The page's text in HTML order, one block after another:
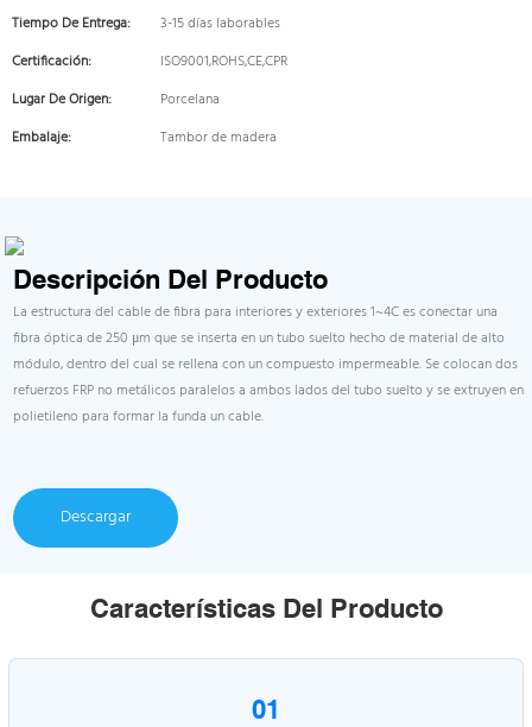
Tiempo De Entrega:
3-15 días laborables
Certificación:
ISO9001,ROHS,CE,CPR
Lugar De Origen:
Porcelana
Embalaje:
Tambor de madera
Descripción Del Producto
La estructura del cable de fibra para interiores y exteriores 1~4C es conectar una
fibra óptica de 250 μm que se inserta en un tubo suelto hecho de material de alto
módulo, dentro del cual se rellena con un compuesto impermeable. Se colocan dos
refuerzos FRP no metálicos paralelos a ambos lados del tubo suelto y se extruyen en
polietileno para formar la funda un cable.
Descargar
Características Del Producto
01